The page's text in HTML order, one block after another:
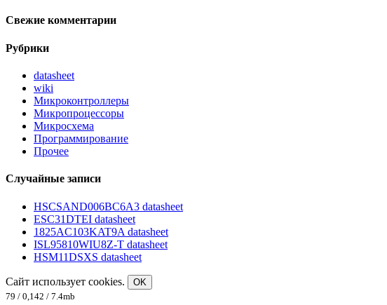
Свежие комментарии
Рубрики
datasheet
wiki
Микроконтроллеры
Микропроцессоры
Микросхема
Программирование
Прочее
Случайные записи
HSCSAND006BC6A3 datasheet
ESC31DTEI datasheet
1825AC103KAT9A datasheet
ISL95810WIU8Z-T datasheet
HSM11DSXS datasheet
Сайт использует cookies.
OK
79 / 0,142 / 7.4mb